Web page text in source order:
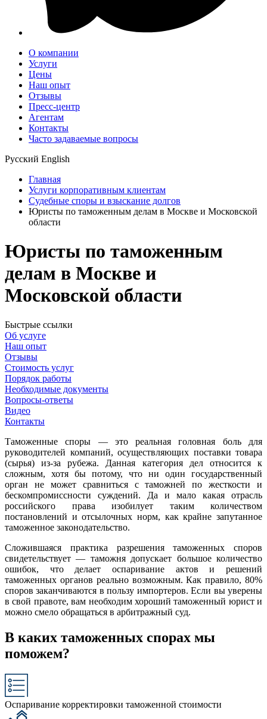
О компании
Услуги
Цены
Наш опыт
Отзывы
Пресс-центр
Агентам
Контакты
Часто задаваемые вопросы
Русский English
Главная
Услуги корпоративным клиентам
Судебные споры и взыскание долгов
Юристы по таможенным делам в Москве и Московской
области
Юристы по таможенным
делам в Москве и
Московской области
Быстрые ссылки
Об услуге
Наш опыт
Отзывы
Стоимость услуг
Порядок работы
Необходимые документы
Вопросы-ответы
Видео
Контакты
Таможенные споры — это реальная головная боль для
руководителей компаний, осуществляющих поставки товара
(сырья) из-за рубежа. Данная категория дел относится к
сложным, хотя бы потому, что ни один государственный
орган не может сравниться с таможней по жесткости и
бескомпромиссности суждений. Да и мало какая отрасль
российского права изобилует таким количеством
постановлений и отсылочных норм, как крайне запутанное
таможенное законодательство.
Сложившаяся практика разрешения таможенных споров
свидетельствует — таможня допускает большое количество
ошибок, что делает оспаривание актов и решений
таможенных органов реально возможным. Как правило, 80%
споров заканчиваются в пользу импортеров. Если вы уверены
в свой правоте, вам необходим хороший таможенный юрист и
можно смело обращаться в арбитражный суд.
В каких таможенных спорах мы
поможем?
Оспаривание корректировки таможенной стоимости